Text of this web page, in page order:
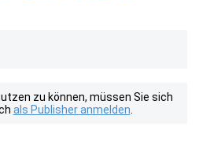
zu können, müssen Sie sich
als Publisher anmelden